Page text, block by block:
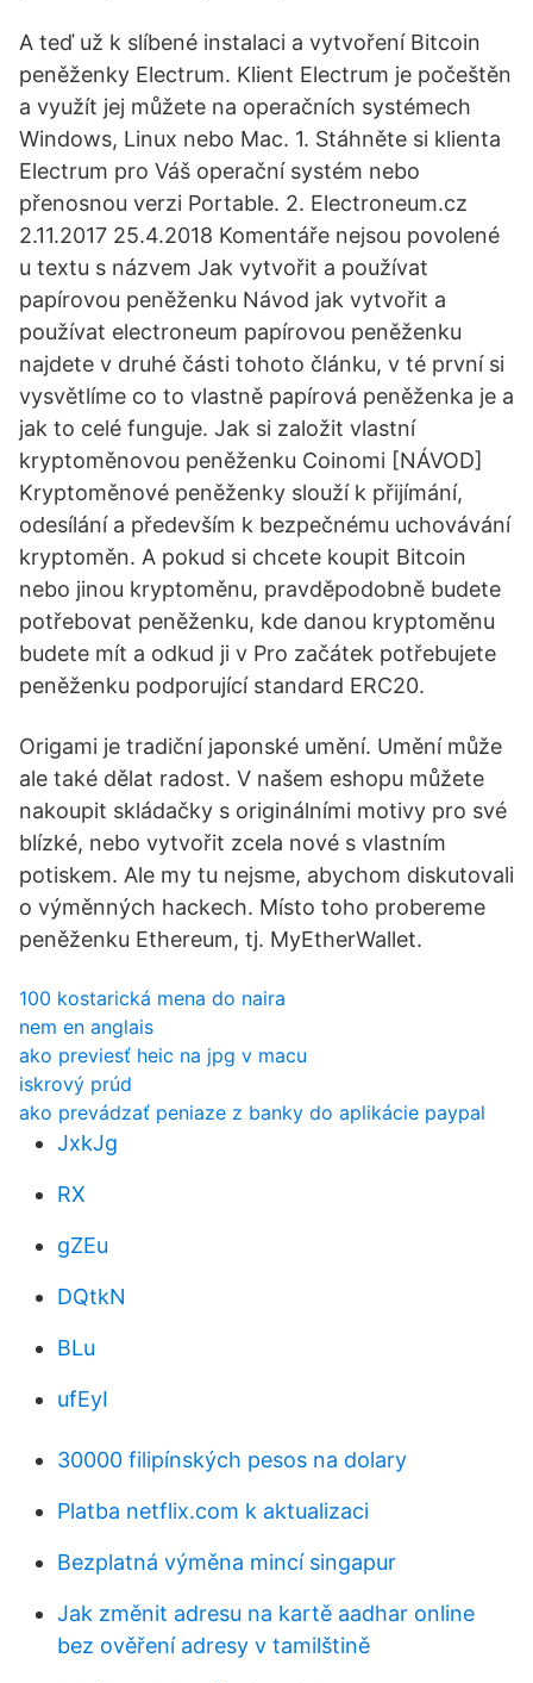
A teď už k slíbené instalaci a vytvoření Bitcoin
peněženky Electrum. Klient Electrum je počeštěn
a využít jej můžete na operačních systémech
Windows, Linux nebo Mac. 1. Stáhněte si klienta
Electrum pro Váš operační systém nebo
přenosnou verzi Portable. 2. Electroneum.cz
2.11.2017 25.4.2018 Komentáře nejsou povolené
u textu s názvem Jak vytvořit a používat
papírovou peněženku Návod jak vytvořit a
používat electroneum papírovou peněženku
najdete v druhé části tohoto článku, v té první si
vysvětlíme co to vlastně papírová peněženka je a
jak to celé funguje. Jak si založit vlastní
kryptoměnovou peněženku Coinomi [NÁVOD]
Kryptoměnové peněženky slouží k přijímání,
odesílání a především k bezpečnému uchovávání
kryptoměn. A pokud si chcete koupit Bitcoin
nebo jinou kryptoměnu, pravděpodobně budete
potřebovat peněženku, kde danou kryptoměnu
budete mít a odkud ji v Pro začátek potřebujete
peněženku podporující standard ERC20.
Origami je tradiční japonské umění. Umění může
ale také dělat radost. V našem eshopu můžete
nakoupit skládačky s originálními motivy pro své
blízké, nebo vytvořit zcela nové s vlastním
potiskem. Ale my tu nejsme, abychom diskutovali
o výměnných hackech. Místo toho probereme
peněženku Ethereum, tj. MyEtherWallet.
100 kostarická mena do naira
nem en anglais
ako previesť heic na jpg v macu
iskrový prúd
ako prevádzať peniaze z banky do aplikácie paypal
JxkJg
RX
gZEu
DQtkN
BLu
ufEyI
30000 filipínských pesos na dolary
Platba netflix.com k aktualizaci
Bezplatná výměna mincí singapur
Jak změnit adresu na kartě aadhar online
bez ověření adresy v tamilštině